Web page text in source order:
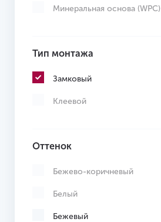
Минеральная основа (WPC)
Тип монтажа
Замковый
Клеевой
Оттенок
Бежево-коричневый
Белый
Бежевый